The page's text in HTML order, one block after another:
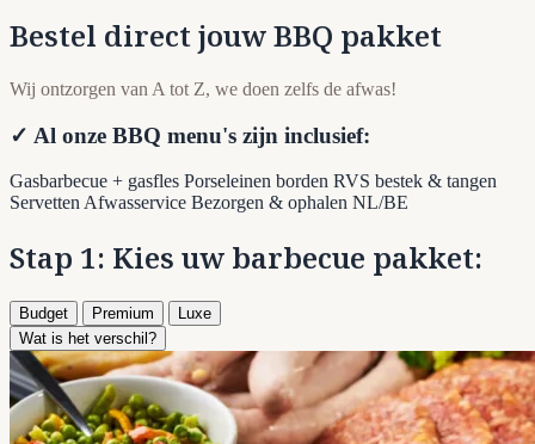
Bestel direct jouw BBQ pakket
Wij ontzorgen van A tot Z, we doen zelfs de afwas!
✓ Al onze BBQ menu's zijn inclusief:
Gasbarbecue + gasfles Porseleinen borden RVS bestek & tangen
Servetten Afwasservice Bezorgen & ophalen NL/BE
Stap 1: Kies uw barbecue pakket:
Budget Premium
Luxe
Wat is het verschil?